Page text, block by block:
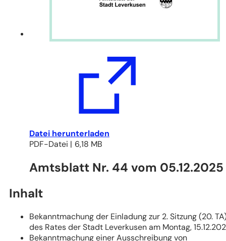
Datei herunterladen
PDF-Datei 6,18 MB
Amtsblatt Nr. 44 vom 05.12.2025
Inhalt
Bekanntmachung der Einladung zur 2. Sitzung (20.
des Rates der Stadt Leverkusen am Montag,
Bekanntmachung einer Ausschreibung von